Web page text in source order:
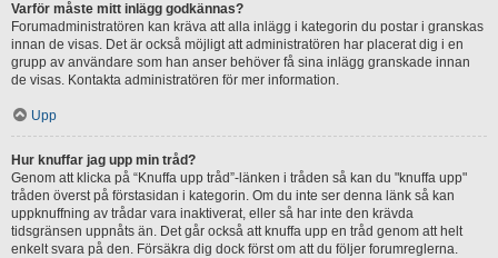
Varför måste mitt inlägg godkännas?
Forumadministratören kan kräva att alla inlägg i kategorin du postar i granskas
innan de visas. Det är också möjligt att administratören har placerat dig i en
grupp av användare som han anser behöver få sina inlägg granskade innan
de visas. Kontakta administratören för mer information.
Upp
Hur knuffar jag upp min tråd?
Genom att klicka på “Knuffa upp tråd”-länken i tråden så kan du "knuffa upp"
tråden överst på förstasidan i kategorin. Om du inte ser denna länk så kan
uppknuffning av trådar vara inaktiverat, eller så har inte den krävda
tidsgränsen uppnåts än. Det går också att knuffa upp en tråd genom att helt
enkelt svara på den. Försäkra dig dock först om att du följer forumreglerna.